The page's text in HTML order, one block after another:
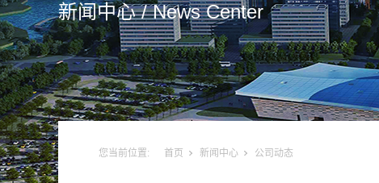
新闻中心 / NewsCenter
您当前位置: 首页 新闻中心 公司动态